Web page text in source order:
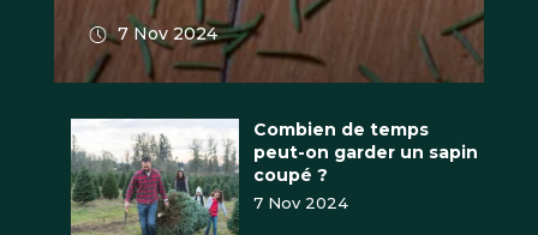
7 Nov 2024
Combien de temps
peut-on garder un sapin
coupé ?
7 Nov 2024